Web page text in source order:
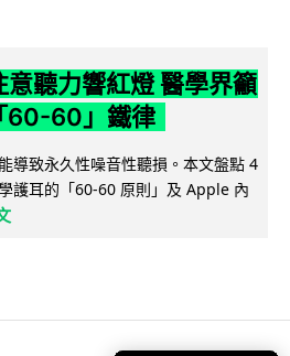
聽力響紅燈 醫學界籲
60-60」鐵律
導致永久性噪音性聽損。本文盤點 4
護耳的「60-60 原則」及 Apple 內